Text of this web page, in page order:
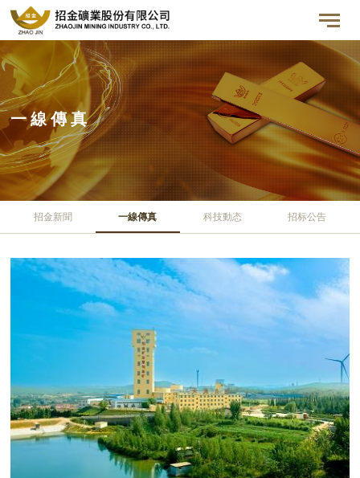
一 線 傳 真
招金新聞 一線傳真 科技動态 招标公告